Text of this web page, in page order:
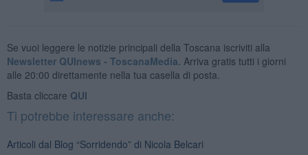
Se vuoi leggere le notizie principali della Toscana iscriviti alla
Newsletter QUInews - ToscanaMedia. Arriva gratis tutti i giorni
alle 20:00 direttamente nella tua casella di posta.
Basta cliccare QUI
Ti potrebbe interessare anche:
Articoli dal Blog “Sorridendo” di Nicola Belcari